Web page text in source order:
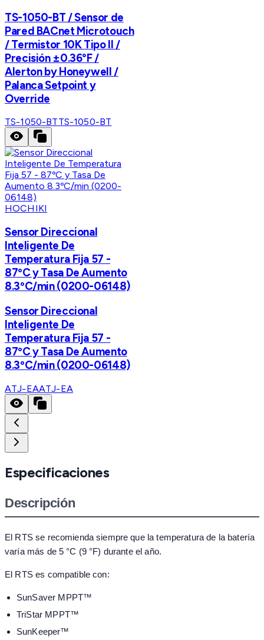
TS-1050-BT / Sensor de
Pared BACnet Microtouch
/ Termistor 10K Tipo II /
Precisión ±0.36°F /
Alerton by Honeywell /
Palanca Setpoint y
Override
TS-1050-BTTS-1050-BT
HOCHIKI
Sensor Direccional
Inteligente De
Temperatura Fija 57 -
87ºC y Tasa De Aumento
8.3ºC/min (0200-06148)
Sensor Direccional
Inteligente De
Temperatura Fija 57 -
87ºC y Tasa De Aumento
8.3ºC/min (0200-06148)
ATJ-EAATJ-EA
Especificaciones
Descripción
El RTS se recomienda siempre que la temperatura de la batería
varía más de 5 °C (9 °F) durante el año.
El RTS es compatible con:
SunSaver MPPT™
TriStar MPPT™
SunKeeper™